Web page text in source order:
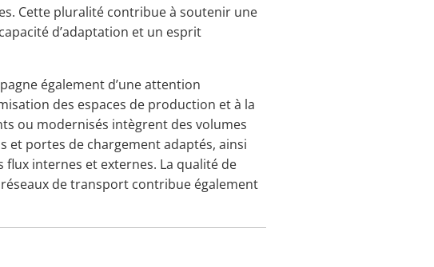
Cette pluralité contribue à soutenir une
d’adaptation et un esprit
également d’une attention
des espaces de production et à la
ou modernisés intègrent des volumes
et portes de chargement adaptés, ainsi
internes et externes. La qualité de
de transport contribue également